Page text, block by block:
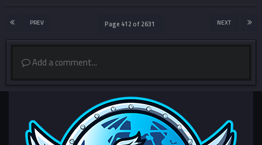
PREV NEXT
Page 412 of 2631
Add a comment...